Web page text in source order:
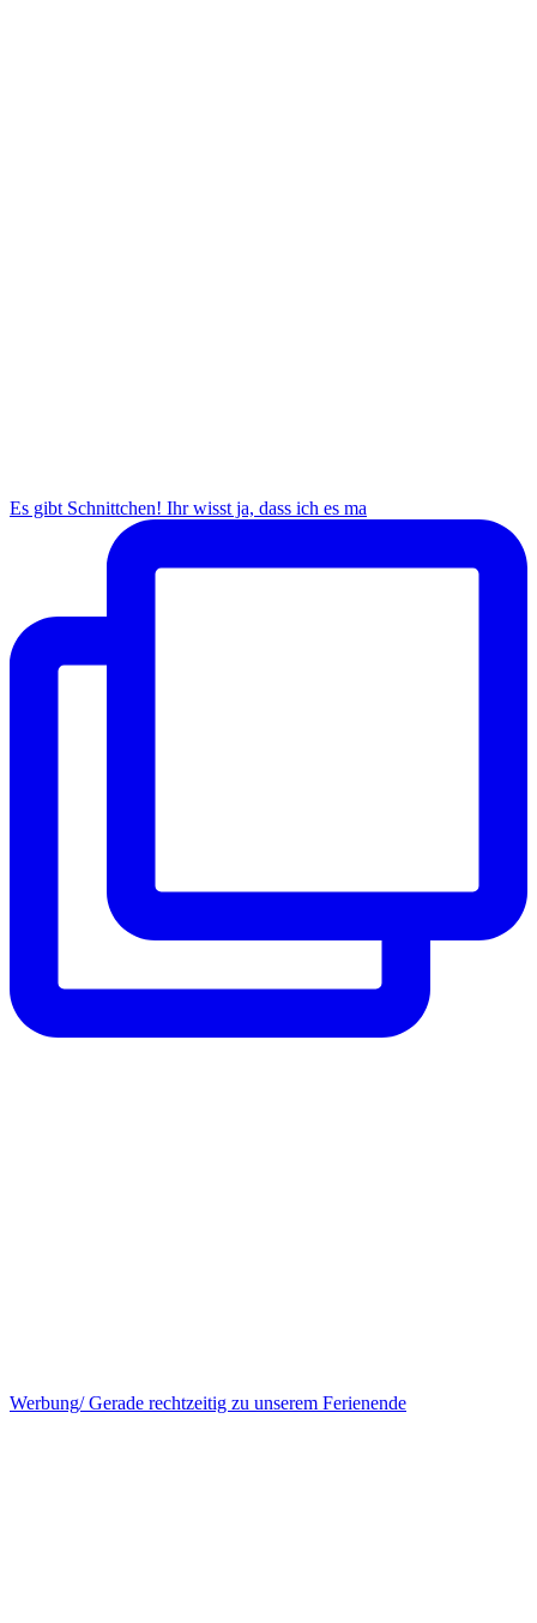
Es gibt Schnittchen! Ihr wisst ja, dass ich es ma
Werbung/ Gerade rechtzeitig zu unserem Ferienende